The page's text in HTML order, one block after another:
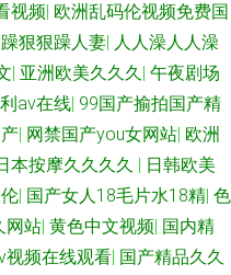
视频| 欧洲乱码伦视频免费国
狠狠躁人妻| 人人澡人人澡
| 亚洲欧美久久久| 午夜剧场
av在线| 99国产揄拍国产精
| 网禁国产you女网站| 欧洲
本按摩久久久久 | 日韩欧美
| 国产女人18毛片水18精| 色
网站| 黄色中文视频| 国内精
视频在线观看| 国产精品久久